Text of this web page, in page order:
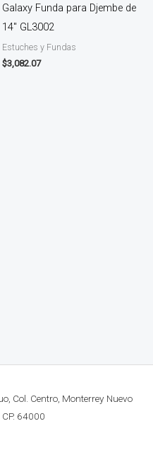
Galaxy Funda para Djembe de
14″ GL3002
Estuches y Fundas
$3,082.07
Col. Centro, Monterrey Nuevo
64000